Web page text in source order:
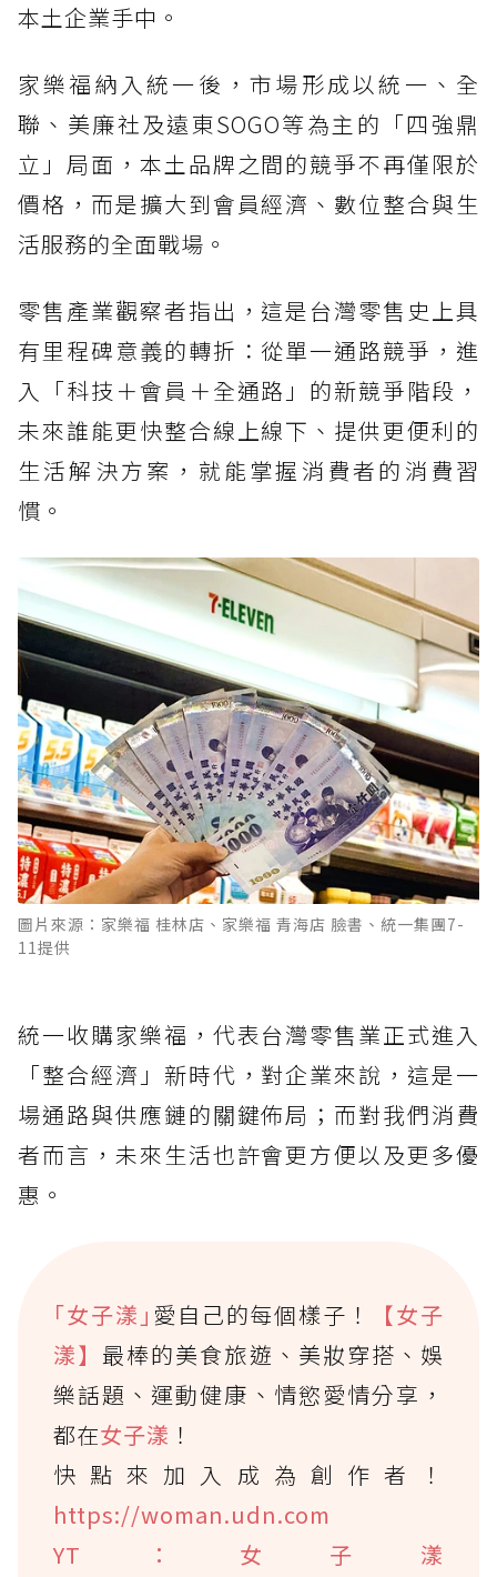
本土企業手中。
家樂福納入統一後，市場形成以統一、全
聯、美廉社及遠東SOGO等為主的「四強鼎
立」局面，本土品牌之間的競爭不再僅限於
價格，而是擴大到會員經濟、數位整合與生
活服務的全面戰場。
零售產業觀察者指出，這是台灣零售史上具
有里程碑意義的轉折：從單一通路競爭，進
入「科技＋會員＋全通路」的新競爭階段，
未來誰能更快整合線上線下、提供更便利的
生活解決方案，就能掌握消費者的消費習
慣。
圖片來源：家樂福 桂林店、家樂福 青海店 臉書、統一集團7-
11提供
統一收購家樂福，代表台灣零售業正式進入
「整合經濟」新時代，對企業來說，這是一
場通路與供應鏈的關鍵佈局；而對我們消費
者而言，未來生活也許會更方便以及更多優
惠。
｢女子漾｣ 愛自己的每個樣子！
【女子
漾】最棒的美食旅遊、美妝穿搭、娛
樂話題、運動健康、情慾愛情分享，
都在女子漾 ！
快點來加入成為創作者！
https://woman.udn.com
YT：女子漾